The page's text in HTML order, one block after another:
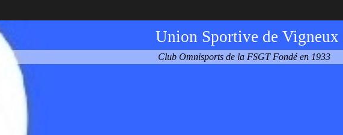
Union Sportive de Vigneux
Club Omnisports de la FSGT Fondé en 1933